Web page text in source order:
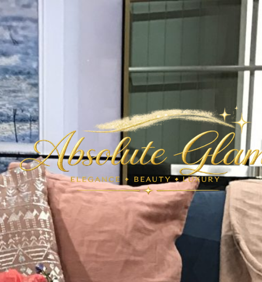
ABSOLUT
GLAM